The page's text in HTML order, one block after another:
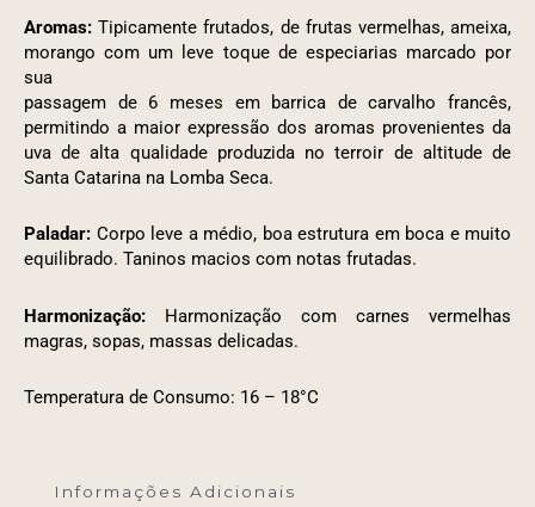
Informações Adicionais
Aromas: Tipicamente frutados, de frutas vermelhas, ameixa,
morango com um leve toque de especiarias marcado por
sua
passagem de 6 meses em barrica de carvalho francês,
permitindo a maior expressão dos aromas provenientes da
uva de alta qualidade produzida no terroir de altitude de
Santa Catarina na Lomba Seca.
Paladar: Corpo leve a médio, boa estrutura em boca e muito
equilibrado. Taninos macios com notas frutadas.
Harmonização: Harmonização com carnes vermelhas
magras, sopas, massas delicadas.
Temperatura de Consumo: 16 – 18°C